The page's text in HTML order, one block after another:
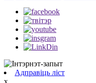
Адправіць ліст
x